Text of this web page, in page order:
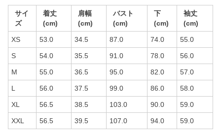
サイ
ズ
着丈
(cm)
肩幅
(cm)
バスト
(cm)
下
(cm)
袖丈
(cm)
XS 53.0 34.5 87.0 74.0 55.0
S 54.0 35.5 91.0 78.0 56.0
M 55.0 36.5 95.0 82.0 57.0
L 56.0 37.5 99.0 86.0 58.0
XL 56.5 38.5 103.0 90.0 59.0
XXL 56.5 39.5 107.0 94.0 59.0